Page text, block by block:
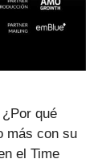
qué
más con su
el Time